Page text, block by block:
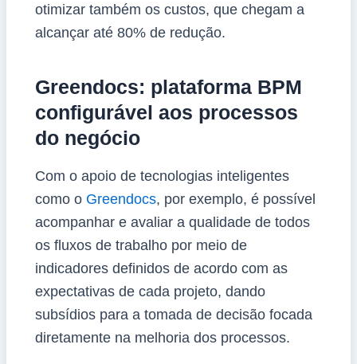
otimizar também os custos, que chegam a
alcançar até 80% de redução.
Greendocs: plataforma BPM
configurável aos processos
do negócio
Com o apoio de tecnologias inteligentes
como o Greendocs, por exemplo, é possível
acompanhar e avaliar a qualidade de todos
os fluxos de trabalho por meio de
indicadores definidos de acordo com as
expectativas de cada projeto, dando
subsídios para a tomada de decisão focada
diretamente na melhoria dos processos.